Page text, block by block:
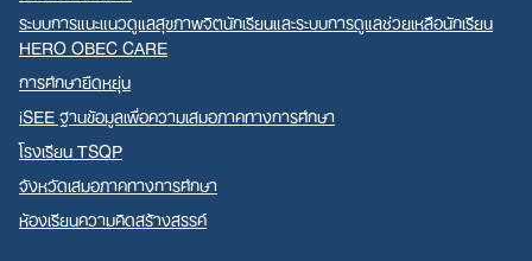
ระบบการแนะแนวดูแลสุขภาพจิตนักเรียนและระบบการดูแลช่วยเหลือนักเรียน
HERO OBEC CARE
การศึกษายืดหยุ่น
iSEE ฐานข้อมูลเพื่อความเสมอภาคทางการศึกษา
โรงเรียน TSQP
จังหวัดเสมอภาคทางการศึกษา
ห้องเรียนความคิดสร้างสรรค์